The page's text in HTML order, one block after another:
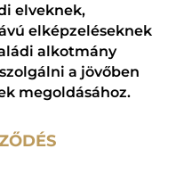
elveknek,
elképzeléseknek
alkotmány
a jövőben
megoldásához.